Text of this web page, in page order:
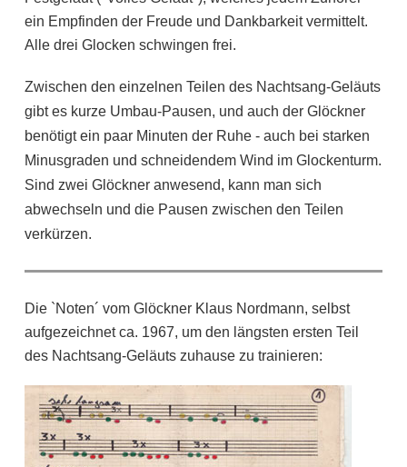
ein Empfinden der Freude und Dankbarkeit vermittelt.
Alle drei Glocken schwingen frei.
Zwischen den einzelnen Teilen des Nachtsang-Geläuts
gibt es kurze Umbau-Pausen, und auch der Glöckner
benötigt ein paar Minuten der Ruhe - auch bei starken
Minusgraden und schneidendem Wind im Glockenturm.
Sind zwei Glöckner anwesend, kann man sich
abwechseln und die Pausen zwischen den Teilen
verkürzen.
Die `Noten´ vom Glöckner Klaus Nordmann, selbst
aufgezeichnet ca. 1967, um den längsten ersten Teil
des Nachtsang-Geläuts zuhause zu trainieren: